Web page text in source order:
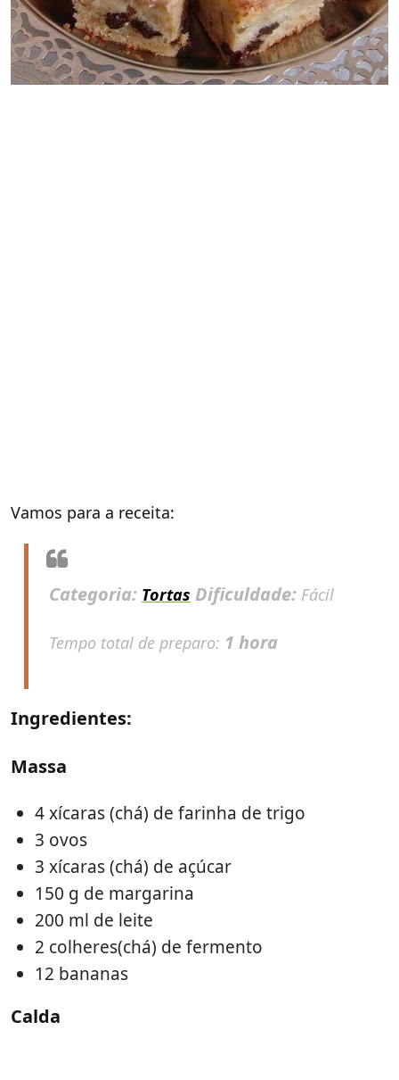
Vamos para a receita:
Categoria: Tortas Dificuldade: Fácil
Tempo total de preparo: 1 hora
Ingredientes:
Massa
4 xícaras (chá) de farinha de trigo
3 ovos
3 xícaras (chá) de açúcar
150 g de margarina
200 ml de leite
2 colheres(chá) de fermento
12 bananas
Calda